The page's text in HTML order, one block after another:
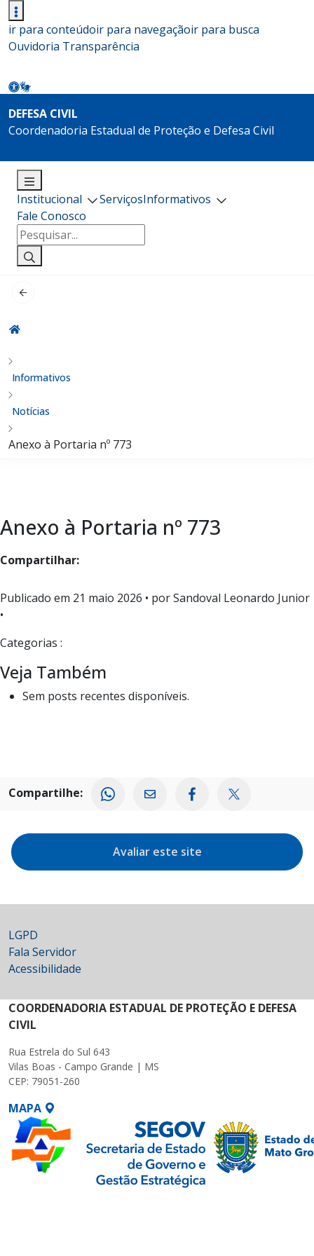
ir para conteúdoir para navegaçãoir para busca
Ouvidoria Transparência
DEFESA CIVIL
Coordenadoria Estadual de Proteção e Defesa Civil
Institucional ServiçosInformativos
Fale Conosco
Pesquisar
por:
Informativos
Notícias
Anexo à Portaria nº 773
Anexo à Portaria nº 773
Compartilhar:
Publicado em 21 maio 2026 • por Sandoval Leonardo Junior
•
Categorias :
Veja Também
Sem posts recentes disponíveis.
Compartilhe:
Avaliar este site
LGPD
Fala Servidor
Acessibilidade
COORDENADORIA ESTADUAL DE PROTEÇÃO E DEFESA
CIVIL
Rua Estrela do Sul 643
Vilas Boas - Campo Grande | MS
CEP: 79051-260
MAPA